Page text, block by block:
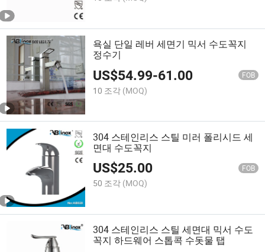
욕실 단일 레버 세면기 믹서 수도꼭지
정수기
US$54.99-61.00 FOB
10 조각 (MOQ)
304 스테인리스 스틸 미러 폴리시드 세
면대 수도꼭지
US$25.00 FOB
50 조각 (MOQ)
304 스테인리스 스틸 세면대 믹서 수도
꼭지 하드웨어 스톱콕 수돗물 탭